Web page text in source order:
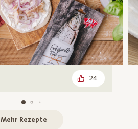
24
Mehr Rezepte